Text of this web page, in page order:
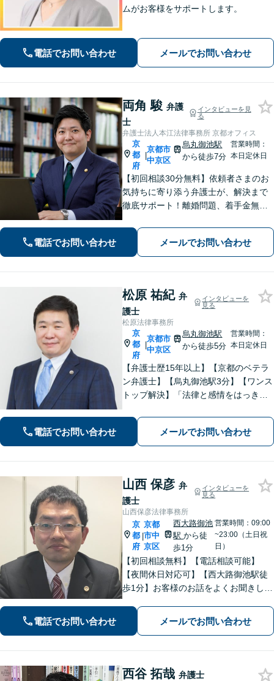
ムがお客様をサポートします。
電話でお問い合わせ メールでお問い合わせ
両角 駿 弁護
士
インタビューを見
る
弁護士法人本江法律事務所 京都オフィス
京
都
府
|
京都市
中京区
烏丸御池駅
から徒歩7分
営業時間：
本日定休日
【初回相談30分無料】依頼者さまのお
気持ちに寄り添う弁護士が、解決まで
徹底サポート！離婚問題、着手金無料
権回収、自首サポートに注力する刑事
事件など【烏丸御池駅7分】
電話でお問い合わせ メールでお問い合わせ
松原 祐紀 弁
護士
インタビューを
見る
松原法律事務所
京
都
府
|
京都市
中京区
烏丸御池駅
から徒歩5分
営業時間：
本日定休日
【弁護士歴15年以上】【京都のベテラ
ン弁護士】【烏丸御池駅3分】【ワンス
トップ解決】「法律と感情をはっきり
問題、新型コロナが原因の借金、不動
産問題なども幅広く対応【女性弁護士
も在籍】【初回相談30分無料】
電話でお問い合わせ メールでお問い合わせ
山西 保彦 弁
護士
インタビューを
見る
山西保彦法律事務所
京
都
府
|
京都
市中
京区
西大路御池
駅から徒
歩1分
営業時間：09:00
~23:00（土日祝
日）
【初回相談無料】【電話相談可能】
【夜間休日対応可】【西大路御池駅徒
歩1分】お客様のお話をよくお聞きし
ます。最高の法律サービスを提供する
ために日々研鑽もしています。親切丁
電話でお問い合わせ メールでお問い合わせ
西谷 拓哉 弁護士